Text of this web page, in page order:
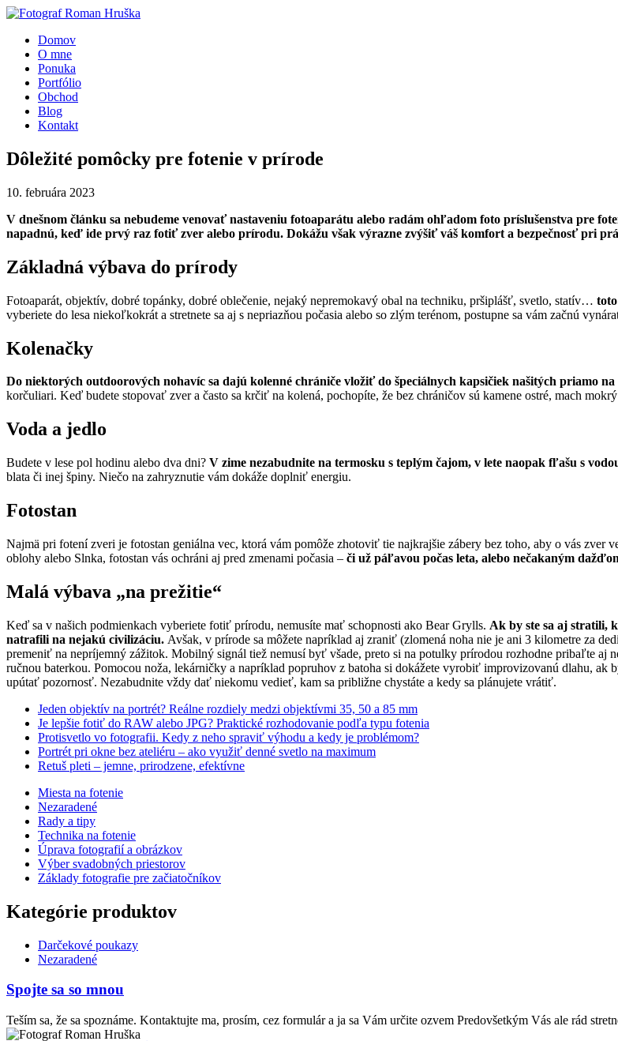
Domov
O mne
Ponuka
Portfólio
Obchod
Blog
Kontakt
Dôležité pomôcky pre fotenie v prírode
10. februára 2023
V dnešnom článku sa nebudeme venovať nastaveniu fotoaparátu alebo radám ohľadom foto príslušenstva pre
napadnú, keď ide prvý raz fotiť zver alebo prírodu. Dokážu však výrazne zvýšiť váš komfort a bezpečnosť pri
Základná výbava do prírody
Fotoaparát, objektív, dobré topánky, dobré oblečenie, nejaký nepremokavý obal na techniku, pršiplášť, svetlo, statív…
vyberiete do lesa niekoľkokrát a stretnete sa aj s nepriazňou počasia alebo so zlým terénom, postupne sa vám začnú
Kolenačky
Do niektorých outdoorových nohavíc sa dajú kolenné chrániče vložiť do špeciálnych kapsičiek našitých priamo na
korčuliari. Keď budete stopovať zver a často sa krčiť na kolená, pochopíte, že bez chráničov sú kamene ostré, mach
Voda a jedlo
Budete v lese pol hodinu alebo dva dni? V zime nezabudnite na termosku s teplým čajom, v lete naopak fľašu s
blata či inej špiny. Niečo na zahryznutie vám dokáže doplniť energiu.
Fotostan
Najmä pri fotení zveri je fotostan geniálna vec, ktorá vám pomôže zhotoviť tie najkrajšie zábery bez toho, aby o vás
oblohy alebo Slnka, fotostan vás ochráni aj pred zmenami počasia – či už páľavou počas leta, alebo nečakaným
Malá výbava „na prežitie“
Keď sa v našich podmienkach vyberiete fotiť prírodu, nemusíte mať schopnosti ako Bear Grylls. Ak by ste sa aj stratili,
natrafili na nejakú civilizáciu. Avšak, v prírode sa môžete napríklad aj zraniť (zlomená noha nie je ani 3 kilometre za
premeniť na nepríjemný zážitok. Mobilný signál tiež nemusí byť všade, preto si na potulky prírodou rozhodne pribaľte
ručnou baterkou. Pomocou noža, lekárničky a napríklad popruhov z batoha si dokážete vyrobiť improvizovanú dlahu, ak
upútať pozornosť. Nezabudnite vždy dať niekomu vedieť, kam sa približne chystáte a kedy sa plánujete vrátiť.
Jeden objektív na portrét? Reálne rozdiely medzi objektívmi 35, 50 a 85 mm
Je lepšie fotiť do RAW alebo JPG? Praktické rozhodovanie podľa typu fotenia
Protisvetlo vo fotografii. Kedy z neho spraviť výhodu a kedy je problémom?
Portrét pri okne bez ateliéru – ako využiť denné svetlo na maximum
Retuš pleti – jemne, prirodzene, efektívne
Miesta na fotenie
Nezaradené
Rady a tipy
Technika na fotenie
Úprava fotografií a obrázkov
Výber svadobných priestorov
Základy fotografie pre začiatočníkov
Kategórie produktov
Darčekové poukazy
Nezaradené
Spojte sa so mnou
Teším sa, že sa spoznáme. Kontaktujte ma, prosím, cez formulár a ja sa Vám určite ozvem Predovšetkým Vás ale rád